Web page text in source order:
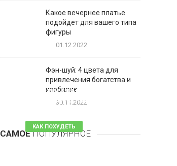
Какое вечернее платье
подойдет для вашего типа
фигуры
01.12.2022
Фэн-шуй: 4 цвета для
привлечения богатства и
изобилие
30.11.2022
САМОЕПОПУЛЯРНОЕ
Таблетки для похудения -
обзор эффективных и
КАК ПОХУДЕТЬ
81 комментарий